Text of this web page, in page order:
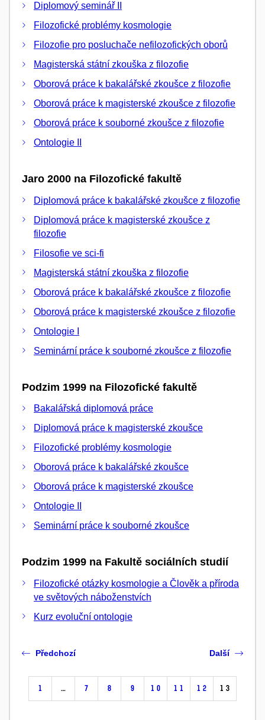
Diplomový seminář II
Filozofické problémy kosmologie
Filozofie pro posluchače nefilozofických oborů
Magisterská státní zkouška z filozofie
Oborová práce k bakalářské zkoušce z filozofie
Oborová práce k magisterské zkoušce z filozofie
Oborová práce k souborné zkoušce z filozofie
Ontologie II
Jaro 2000 na Filozofické fakultě
Diplomová práce k bakalářské zkoušce z filozofie
Diplomová práce k magisterské zkoušce z
filozofie
Filosofie ve sci-fi
Magisterská státní zkouška z filozofie
Oborová práce k bakalářské zkoušce z filozofie
Oborová práce k magisterské zkoušce z filozofie
Ontologie I
Seminární práce k souborné zkoušce z filozofie
Podzim 1999 na Filozofické fakultě
Bakalářská diplomová práce
Diplomová práce k magisterské zkoušce
Filozofické problémy kosmologie
Oborová práce k bakalářské zkoušce
Oborová práce k magisterské zkoušce
Ontologie II
Seminární práce k souborné zkoušce
Podzim 1999 na Fakultě sociálních studií
Filozofické otázky kosmologie a Člověk a příroda
ve světových náboženstvích
Kurz evoluční ontologie
Předchozí
1 … 7 8 9 10 11 12 13
Další